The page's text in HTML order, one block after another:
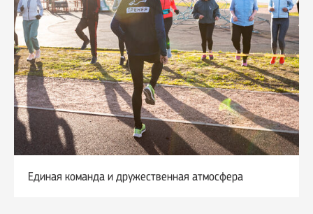
Единая команда и дружественная атмосфера